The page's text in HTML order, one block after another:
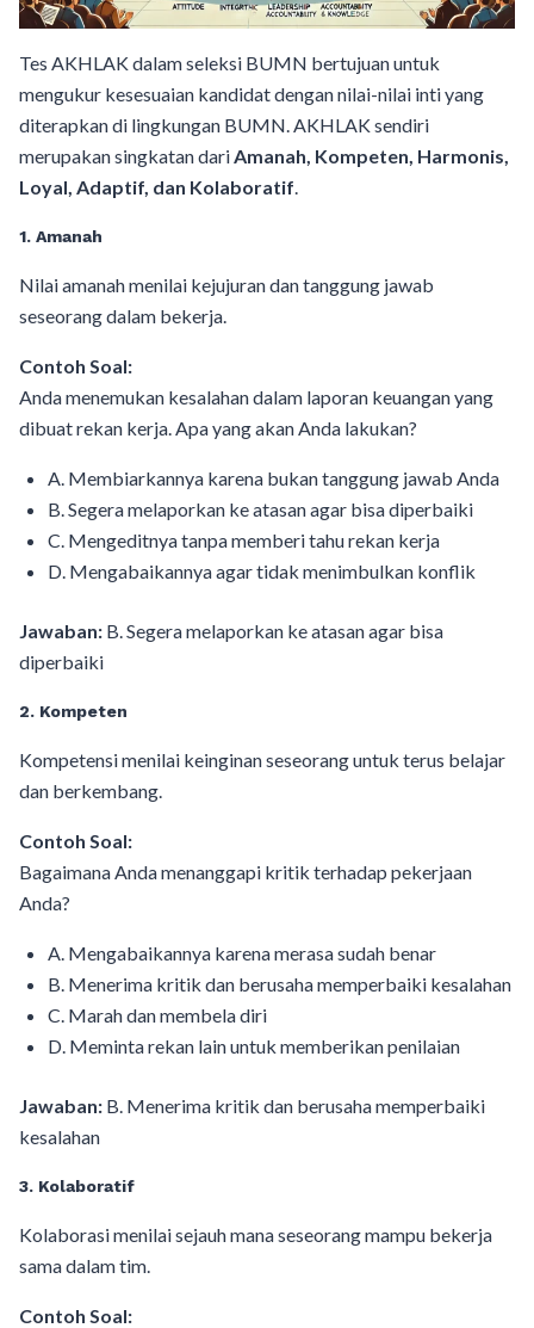
Tes AKHLAK dalam seleksi BUMN bertujuan untuk
mengukur kesesuaian kandidat dengan nilai-nilai inti yang
diterapkan di lingkungan BUMN. AKHLAK sendiri
merupakan singkatan dari Amanah, Kompeten, Harmonis,
Loyal, Adaptif, dan Kolaboratif
1. Amanah
Nilai amanah menilai kejujuran dan tanggung jawab
seseorang dalam bekerja.
Contoh Soal:
Anda menemukan kesalahan dalam laporan keuangan yang
dibuat rekan kerja. Apa yang akan Anda lakukan?
A. Membiarkannya karena bukan tanggung jawab Anda
B. Segera melaporkan ke atasan agar bisa diperbaiki
C. Mengeditnya tanpa memberi tahu rekan kerja
D. Mengabaikannya agar tidak menimbulkan konflik
Jawaban: B. Segera melaporkan ke atasan agar bisa
diperbaiki
2. Kompeten
Kompetensi menilai keinginan seseorang untuk terus belajar
dan berkembang.
Contoh Soal:
Bagaimana Anda menanggapi kritik terhadap pekerjaan
Anda?
A. Mengabaikannya karena merasa sudah benar
B. Menerima kritik dan berusaha memperbaiki kesalahan
C. Marah dan membela diri
D. Meminta rekan lain untuk memberikan penilaian
Jawaban: B. Menerima kritik dan berusaha memperbaiki
kesalahan
3. Kolaboratif
Kolaborasi menilai sejauh mana seseorang mampu bekerja
sama dalam tim.
Contoh Soal: